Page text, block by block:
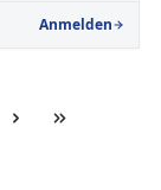
Anmelden